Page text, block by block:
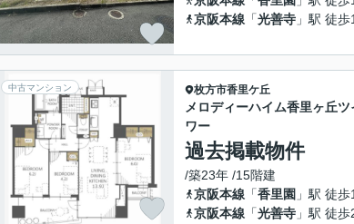
京阪本線 「光善寺 」駅 徒
中古マンション 枚方市香里ケ丘
メロディーハイム香里ヶ丘
ワー
過去掲載物件
/築23年 /15階建
京阪本線 「香里園 」駅 徒
京阪本線 「光善寺 」駅 徒